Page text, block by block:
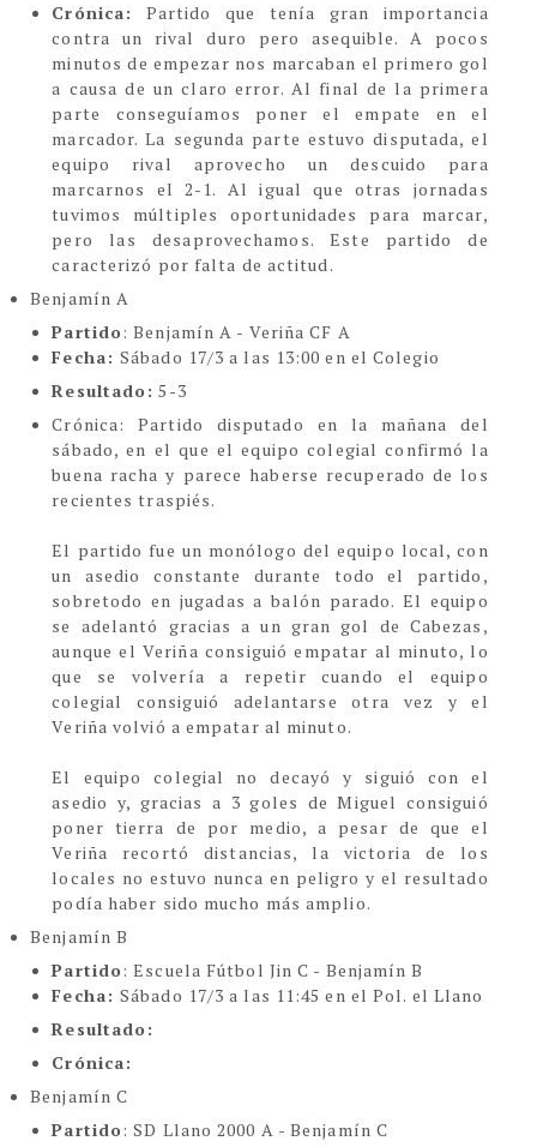
Crónica:
Partido que tenía gran importancia
contra un rival duro pero asequible. A pocos
minutos de empezar nos marcaban el primero gol
a causa de un claro error. Al final de la primera
parte conseguíamos poner el empate en el
marcador. La segunda parte estuvo disputada, el
equipo rival aprovecho un descuido para
marcarnos el 2-1. Al igual que otras jornadas
tuvimos múltiples oportunidades para marcar,
pero las desaprovechamos. Este partido de
caracterizó por falta de actitud.
Benjamín A
Partido: Benjamín A - Veriña CF A
Fecha:Sábado 17/3 a las 13:00 en el Colegio
Resultado: 5-3
Crónica:
Partido disputado en la mañana del
sábado, en el que el equipo colegial confirmó la
buena racha y parece haberse recuperado de los
recientes traspiés.
El partido fue un monólogo del equipo local, con
un asedio constante durante todo el partido,
sobretodo en jugadas a balón parado. El equipo
se adelantó gracias a un gran gol de Cabezas,
aunque el Veriña consiguió empatar al minuto, lo
que se volvería a repetir cuando el equipo
colegial consiguió adelantarse otra vez y el
Veriña volvió a empatar al minuto.
El equipo colegial no decayó y siguió con el
asedio y, gracias a 3 goles de Miguel consiguió
poner tierra de por medio, a pesar de que el
Veriña recortó distancias, la victoria de los
locales no estuvo nunca en peligro y el resultado
podía haber sido mucho más amplio.
Benjamín B
Partido: Escuela Fútbol Jin C - Benjamín B
Fecha:Sábado 17/3 a las 11:45 en el Pol. el Llano
Resultado:
Crónica:
Benjamín C
Partido: SD Llano 2000 A - Benjamín C